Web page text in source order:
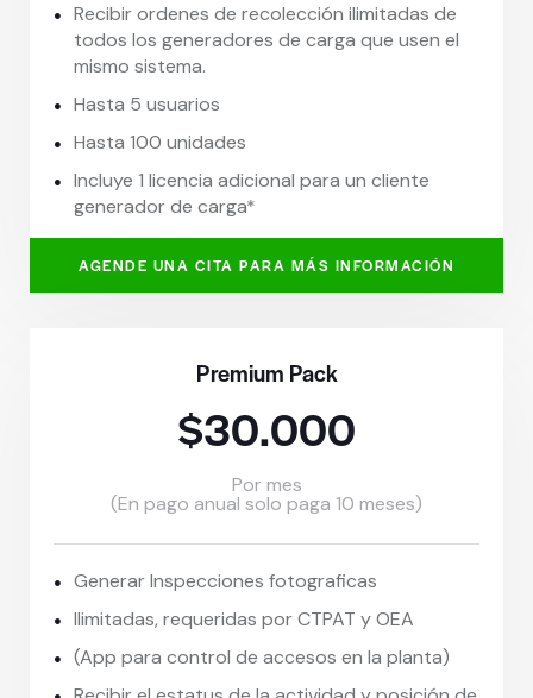
Recibir ordenes de recolección ilimitadas de
todos los generadores de carga que usen el
mismo sistema.
Hasta 5 usuarios
Hasta 100 unidades
Incluye 1 licencia adicional para un cliente
generador de carga*
AGENDE UNA CITA PARA MÁS INFORMACIÓN
Premium Pack
$30.000
Por mes
(En pago anual solo paga 10 meses)
Generar Inspecciones fotograficas
Ilimitadas, requeridas por CTPAT y OEA
(App para control de accesos en la planta)